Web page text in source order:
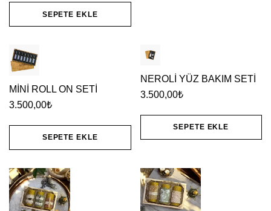
SEPETE EKLE
MİNİ ROLL ON SETİ
3.500,00₺
SEPETE EKLE
NEROLİ YÜZ BAKIM SETİ
3.500,00₺
SEPETE EKLE